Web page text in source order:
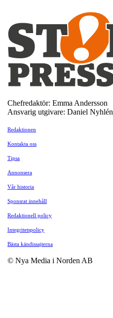
Chefredaktör: Emma Andersson
Ansvarig utgivare: Daniel Nyhlén
Redaktionen
Kontakta oss
Tipsa
Annonsera
Vår historia
Sponsrat innehåll
Redaktionell policy
Integritetspolicy
Bästa kändissajterna
© Nya Media i Norden AB